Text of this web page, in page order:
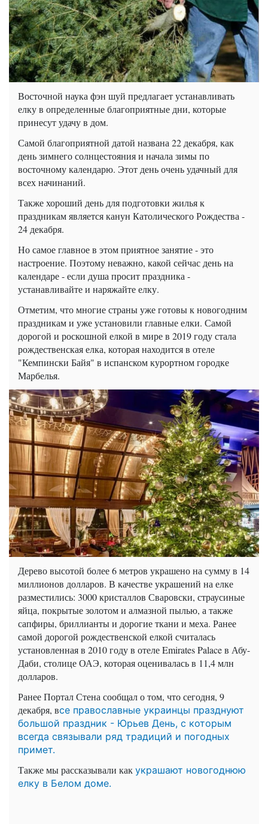
Восточной наука фэн шуй предлагает устанавливать
елку в определенные благоприятные дни, которые
принесут удачу в дом.
Самой благоприятной датой названа 22 декабря, как
день зимнего солнцестояния и начала зимы по
восточному календарю. Этот день очень удачный для
всех начинаний.
Также хороший день для подготовки жилья к
праздникам является канун Католического Рождества -
24 декабря.
Но самое главное в этом приятное занятие - это
настроение. Поэтому неважно, какой сейчас день на
календаре - если душа просит праздника -
устанавливайте и наряжайте елку.
Отметим, что многие страны уже готовы к новогодним
праздникам и уже установили главные елки. Самой
дорогой и роскошной елкой в мире в 2019 году стала
рождественская елка, которая находится в отеле
"Кемпински Байя" в испанском курортном городке
Марбелья.
Дерево высотой более 6 метров украшено на сумму в 14
миллионов долларов. В качестве украшений на елке
разместились: 3000 кристаллов Сваровски, страусиные
яйца, покрытые золотом и алмазной пылью, а также
сапфиры, бриллианты и дорогие ткани и меха. Ранее
самой дорогой рождественской елкой считалась
установленная в 2010 году в отеле Emirates Palace в Абу-
Даби, столице ОАЭ, которая оценивалась в 11,4 млн
долларов.
Ранее Портал Стена сообщал о том, что сегодня, 9
декабря, все православные украинцы празднуют
большой праздник - Юрьев День, с которым
всегда связывали ряд традиций и погодных
примет.
Также мы рассказывали как украшают новогоднюю
елку в Белом доме.